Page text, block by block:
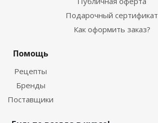
Подарочный сертификат
Как оформить заказ?
Помощь
Рецепты
Бренды
Поставщики